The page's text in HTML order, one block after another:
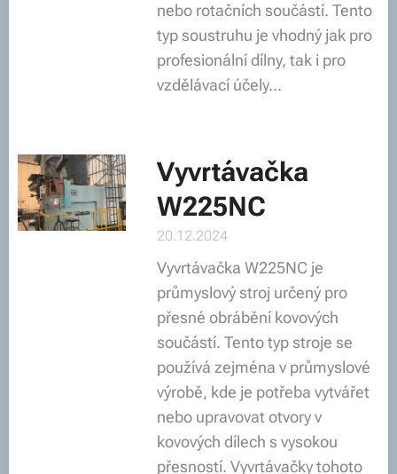
nebo rotačních součástí. Tento
typ soustruhu je vhodný jak pro
profesionální dílny, tak i pro
vzdělávací účely...
Vyvrtávačka
W225NC
20.12.2024
Vyvrtávačka W225NC je
průmyslový stroj určený pro
přesné obrábění kovových
součástí. Tento typ stroje se
používá zejména v průmyslové
výrobě, kde je potřeba vytvářet
nebo upravovat otvory v
kovových dílech s vysokou
přesností. Vyvrtávačky tohoto